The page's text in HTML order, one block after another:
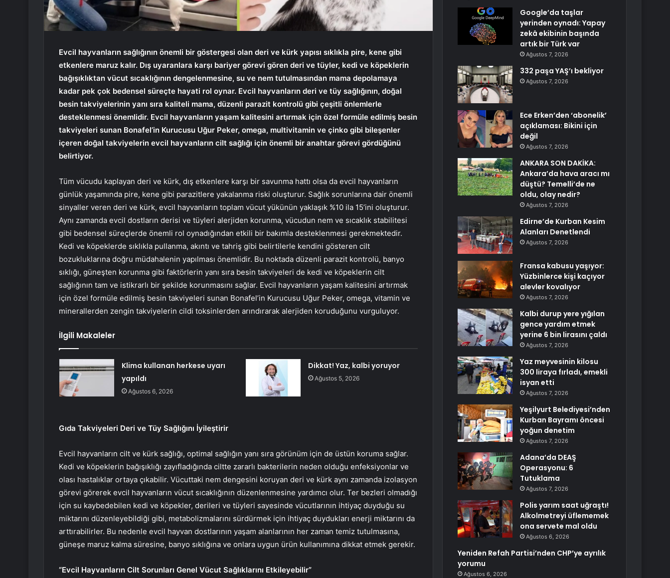
Evcil hayvanların sağlığının önemli bir göstergesi olan deri ve kürk yapısı sıklıkla pire, kene gibi
etkenlere maruz kalır. Dış uyaranlara karşı bariyer görevi gören deri ve tüyler, kedi ve köpeklerin
bağışıklıktan vücut sıcaklığının dengelenmesine, su ve nem tutulmasından mama depolamaya
kadar pek çok bedensel süreçte hayati rol oynar. Evcil hayvanların deri ve tüy sağlığının, doğal
besin takviyelerinin yanı sıra kaliteli mama, düzenli parazit kontrolü gibi çeşitli önlemlerle
desteklenmesi önemlidir. Evcil hayvanların yaşam kalitesini artırmak için özel formüle edilmiş besin
takviyeleri sunan Bonafel’in Kurucusu Uğur Peker, omega, multivitamin ve çinko gibi bileşenler
içeren doğal takviyelerin evcil hayvanların cilt sağlığı için önemli bir anahtar görevi gördüğünü
belirtiyor.
Tüm vücudu kaplayan deri ve kürk, dış etkenlere karşı bir savunma hattı olsa da evcil hayvanların
günlük yaşamında pire, kene gibi parazitlere yakalanma riski oluşturur. Sağlık sorunlarına dair önemli
sinyaller veren deri ve kürk, evcil hayvanların toplam vücut yükünün yaklaşık %10 ila 15’ini oluşturur.
Aynı zamanda evcil dostların derisi ve tüyleri alerjiden korunma, vücudun nem ve sıcaklık stabilitesi
gibi bedensel süreçlerde önemli rol oynadığından etkili bir bakımla desteklenmesi gerekmektedir.
Kedi ve köpeklerde sıklıkla pullanma, akıntı ve tahriş gibi belirtilerle kendini gösteren cilt
bozukluklarına doğru müdahalenin yapılması önemlidir. Bu noktada düzenli parazit kontrolü, banyo
sıklığı, güneşten korunma gibi faktörlerin yanı sıra besin takviyeleri de kedi ve köpeklerin cilt
sağlığının tam ve istikrarlı bir şekilde korunmasını sağlar. Evcil hayvanların yaşam kalitesini artırmak
için özel formüle edilmiş besin takviyeleri sunan Bonafel’in Kurucusu Uğur Peker, omega, vitamin ve
minerallerden zengin takviyelerin cildi toksinlerden arındırarak alerjiden koruduğunu vurguluyor.
İlgili Makaleler
Klima kullanan herkese uyarı
yapıldı
Ağustos 6, 2026
Dikkat! Yaz, kalbi yoruyor
Ağustos 5, 2026
Gıda Takviyeleri Deri ve Tüy Sağlığını İyileştirir
Evcil hayvanların cilt ve kürk sağlığı, optimal sağlığın yanı sıra görünüm için de üstün koruma sağlar.
Kedi ve köpeklerin bağışıklığı zayıfladığında ciltte zararlı bakterilerin neden olduğu enfeksiyonlar ve
olası hastalıklar ortaya çıkabilir. Vücuttaki nem dengesini koruyan deri ve kürk aynı zamanda izolasyon
görevi görerek evcil hayvanların vücut sıcaklığının düzenlenmesine yardımcı olur. Ter bezleri olmadığı
için su kaybedebilen kedi ve köpekler, derileri ve tüyleri sayesinde vücutlarının ihtiyaç duyduğu su
miktarını düzenleyebildiği gibi, metabolizmalarını sürdürmek için ihtiyaç duydukları enerji miktarını da
arttırabilirler. Bu nedenle evcil hayvan dostlarının yaşam alanlarının her zaman temiz tutulmasına,
güneşe maruz kalma süresine, banyo sıklığına ve onlara uygun ürün kullanımına dikkat etmek gerekir.
“Evcil Hayvanların Cilt Sorunları Genel Vücut Sağlıklarını Etkileyebilir”
Google’da taşlar
yerinden oynadı: Yapay
zekâ ekibinin başında
artık bir Türk var
Ağustos 7, 2026
332 paşa YAŞ’ı bekliyor
Ağustos 7, 2026
Ece Erken’den ‘abonelik’
açıklaması: Bikini için
değil
Ağustos 7, 2026
ANKARA SON DAKİKA:
Ankara’da hava aracı mı
düştü? Temelli’de ne
oldu, olay nedir?
Ağustos 7, 2026
Edirne’de Kurban Kesim
Alanları Denetlendi
Ağustos 7, 2026
Fransa kabusu yaşıyor:
Yüzbinlerce kişi kaçıyor
alevler kovalıyor
Ağustos 7, 2026
Kalbi durup yere yığılan
gence yardım etmek
yerine 6 bin lirasını çaldı
Ağustos 7, 2026
Yaz meyvesinin kilosu
300 liraya fırladı, emekli
isyan etti
Ağustos 7, 2026
Yeşilyurt Belediyesi’nden
Kurban Bayramı öncesi
yoğun denetim
Ağustos 7, 2026
Adana’da DEAŞ
Operasyonu: 6
Tutuklama
Ağustos 7, 2026
Polis yarım saat uğraştı!
Alkolmetreyi üflememek
ona servete mal oldu
Ağustos 6, 2026
Yeniden Refah Partisi’nden CHP’ye ayrılık
yorumu
Ağustos 6, 2026